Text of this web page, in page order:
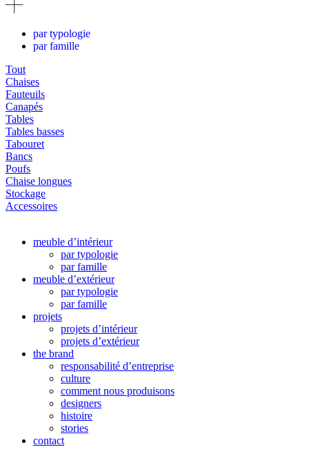
par typologie
par famille
Tout
Chaises
Fauteuils
Canapés
Tables
Tables basses
Tabouret
Bancs
Poufs
Chaise longues
Stockage
Accessoires
meuble d’intérieur
par typologie
par famille
meuble d’extérieur
par typologie
par famille
projets
projets d’intérieur
projets d’extérieur
the brand
responsabilité d’entreprise
culture
comment nous produisons
designers
histoire
stories
contact